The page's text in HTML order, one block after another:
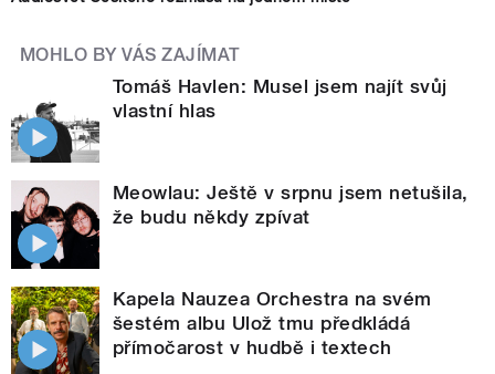
MOHLO BY VÁS ZAJÍMAT
Tomáš Havlen: Musel jsem najít svůj
vlastní hlas
Meowlau: Ještě v srpnu jsem netušila,
že budu někdy zpívat
Kapela Nauzea Orchestra na svém
šestém albu Ulož tmu předkládá
přímočarost v hudbě i textech